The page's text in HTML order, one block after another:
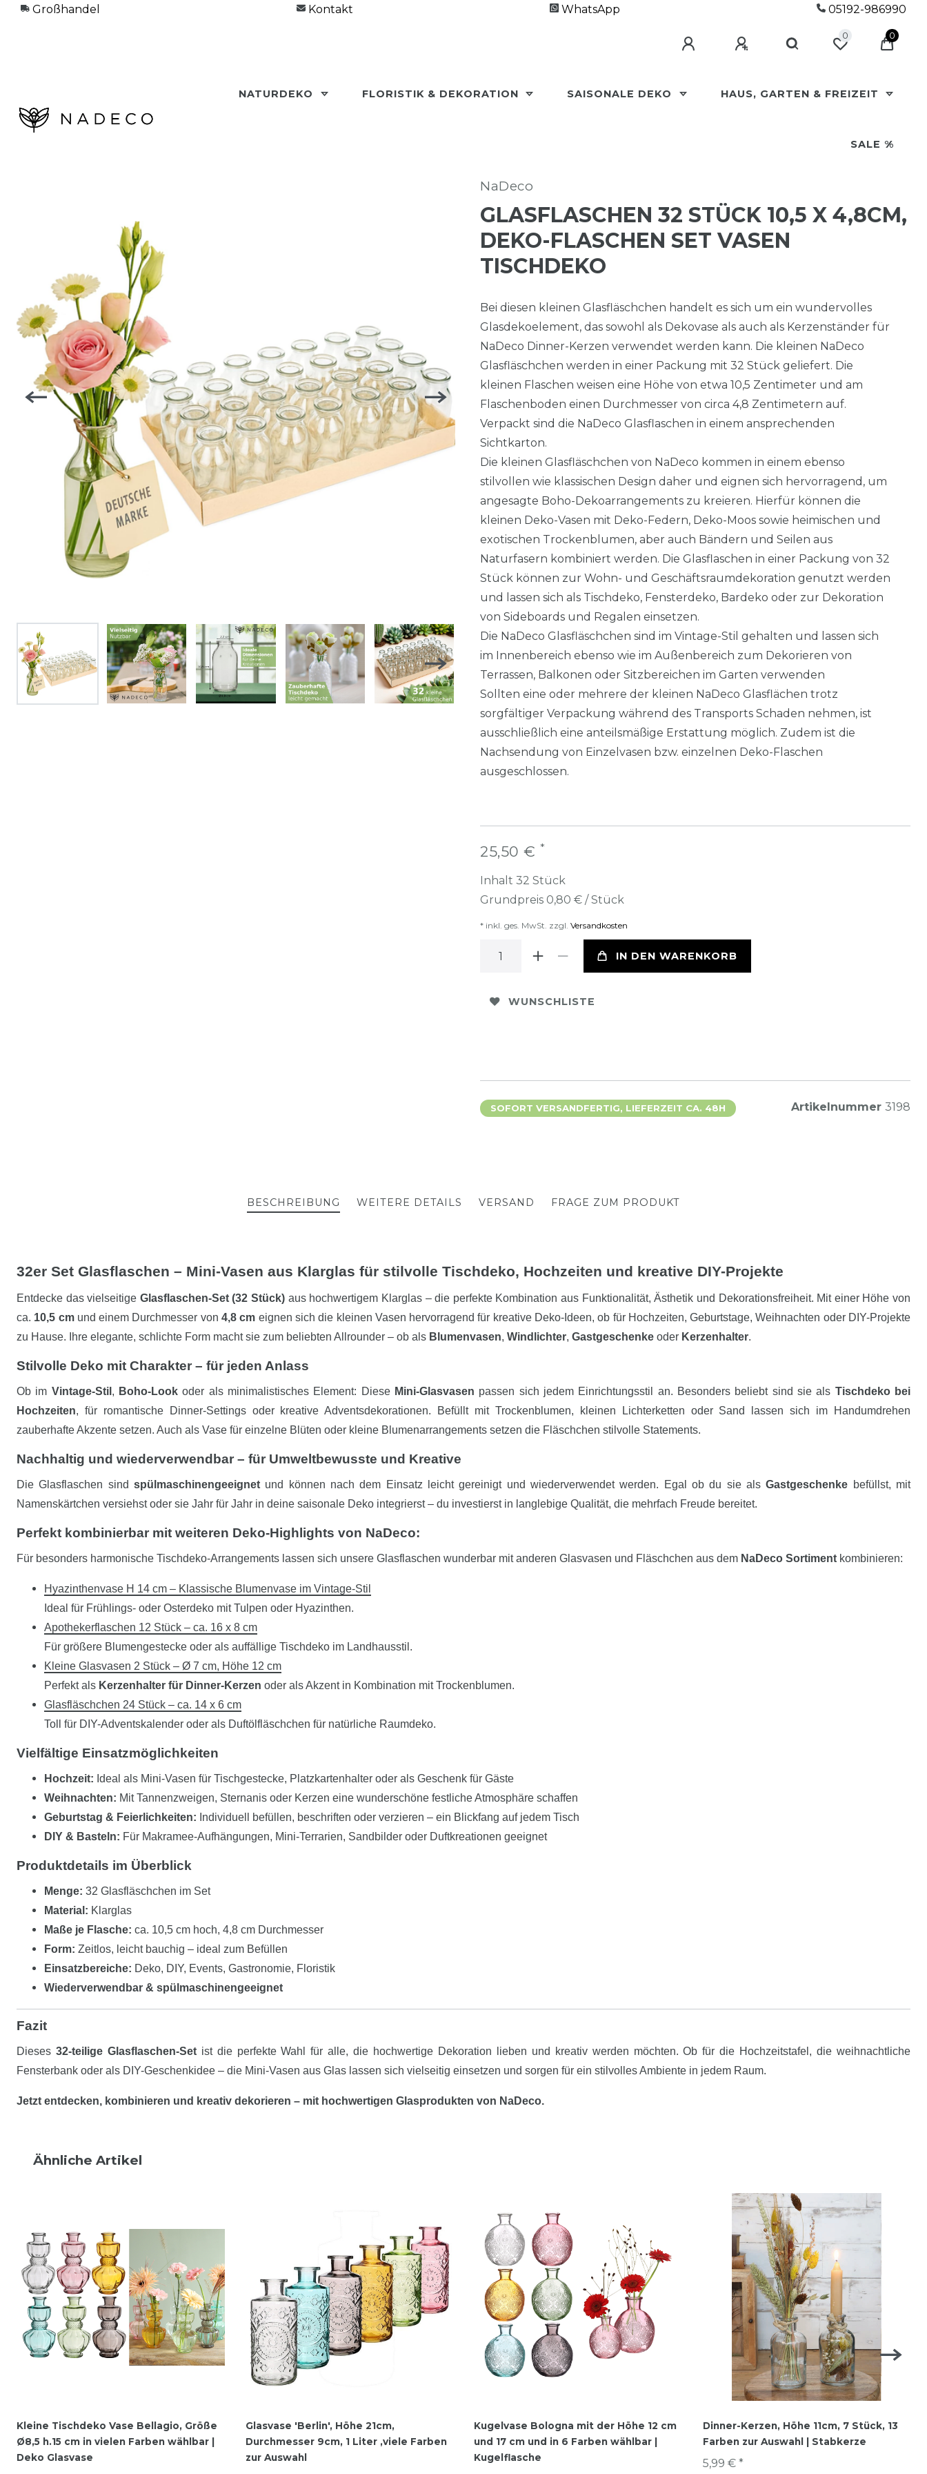
Großhandel Kontakt WhatsApp 05192-986990
0 0
NATURDEKO FLORISTIK & DEKORATION SAISONALE DEKO HAUS, GARTEN & FREIZEIT
SALE %
NaDeco
GLASFLASCHEN 32 STÜCK 10,5 X 4,8CM,
DEKO-FLASCHEN SET VASEN
TISCHDEKO
Bei diesen kleinen Glasfläschchen handelt es sich um ein wundervolles
Glasdekoelement, das sowohl als Dekovase als auch als Kerzenständer für
NaDeco Dinner-Kerzen verwendet werden kann. Die kleinen NaDeco
Glasfläschchen werden in einer Packung mit 32 Stück geliefert. Die
kleinen Flaschen weisen eine Höhe von etwa 10,5 Zentimeter und am
Flaschenboden einen Durchmesser von circa 4,8 Zentimetern auf.
Verpackt sind die NaDeco Glasflaschen in einem ansprechenden
Sichtkarton.
Die kleinen Glasfläschchen von NaDeco kommen in einem ebenso
stilvollen wie klassischen Design daher und eignen sich hervorragend, um
angesagte Boho-Dekoarrangements zu kreieren. Hierfür können die
kleinen Deko-Vasen mit Deko-Federn, Deko-Moos sowie heimischen und
exotischen Trockenblumen, aber auch Bändern und Seilen aus
Naturfasern kombiniert werden. Die Glasflaschen in einer Packung von 32
Stück können zur Wohn- und Geschäftsraumdekoration genutzt werden
und lassen sich als Tischdeko, Fensterdeko, Bardeko oder zur Dekoration
von Sideboards und Regalen einsetzen.
Die NaDeco Glasfläschchen sind im Vintage-Stil gehalten und lassen sich
im Innenbereich ebenso wie im Außenbereich zum Dekorieren von
Terrassen, Balkonen oder Sitzbereichen im Garten verwenden
Sollten eine oder mehrere der kleinen NaDeco Glasflächen trotz
sorgfältiger Verpackung während des Transports Schaden nehmen, ist
ausschließlich eine anteilsmäßige Erstattung möglich. Zudem ist die
Nachsendung von Einzelvasen bzw. einzelnen Deko-Flaschen
ausgeschlossen.
25,50 € *
Inhalt 32 Stück
Grundpreis 0,80 € / Stück
* inkl. ges. MwSt. zzgl. Versandkosten
IN DEN WARENKORB
WUNSCHLISTE
SOFORT VERSANDFERTIG, LIEFERZEIT CA. 48H Artikelnummer 3198
BESCHREIBUNG WEITERE DETAILS VERSAND FRAGE ZUM PRODUKT
32er Set Glasflaschen – Mini-Vasen aus Klarglas für stilvolle Tischdeko, Hochzeiten und kreative DIY-Projekte
Entdecke das vielseitige Glasflaschen-Set (32 Stück) aus hochwertigem Klarglas – die perfekte Kombination aus Funktionalität, Ästhetik und Dekorationsfreiheit. Mit einer Höhe von
ca. 10,5 cmund einem Durchmesser von4,8 cm eignen sich die kleinen Vasen hervorragend für kreative Deko-Ideen, ob für Hochzeiten, Geburtstage, Weihnachten oder DIY-Projekte
zu Hause. Ihre elegante, schlichte Form macht sie zum beliebten Allrounder – ob als Blumenvasen, Windlichter, Gastgeschenke oder Kerzenhalter.
Stilvolle Deko mit Charakter – für jeden Anlass
Ob im Vintage-Stil , Boho-Look oder als minimalistisches Element: Diese Mini-Glasvasen passen sich jedem Einrichtungsstil an. Besonders beliebt sind sie als Tischdeko bei
Hochzeiten, für romantische Dinner-Settings oder kreative Adventsdekorationen. Befüllt mit Trockenblumen, kleinen Lichterketten oder Sand lassen sich im Handumdrehen
zauberhafte Akzente setzen. Auch als Vase für einzelne Blüten oder kleine Blumenarrangements setzen die Fläschchen stilvolle Statements.
Nachhaltig und wiederverwendbar – für Umweltbewusste und Kreative
Die Glasflaschen sind spülmaschinengeeignet und können nach dem Einsatz leicht gereinigt und wiederverwendet werden. Egal ob du sie alsGastgeschenke befüllst, mit
Namenskärtchen versiehst oder sie Jahr für Jahr in deine saisonale Deko integrierst – du investierst in langlebige Qualität, die mehrfach Freude bereitet.
Perfekt kombinierbar mit weiteren Deko-Highlights von NaDeco:
Für besonders harmonische Tischdeko-Arrangements lassen sich unsere Glasflaschen wunderbar mit anderen Glasvasen und Fläschchen aus dem NaDeco Sortiment kombinieren:
Hyazinthenvase H 14 cm – Klassische Blumenvase im Vintage-Stil
Ideal für Frühlings- oder Osterdeko mit Tulpen oder Hyazinthen.
Apothekerflaschen 12 Stück – ca. 16 x 8 cm
Für größere Blumengestecke oder als auffällige Tischdeko im Landhausstil.
Kleine Glasvasen 2 Stück – Ø 7 cm, Höhe 12 cm
Perfekt als Kerzenhalter für Dinner-Kerzen oder als Akzent in Kombination mit Trockenblumen.
Glasfläschchen 24 Stück – ca. 14 x 6 cm
Toll für DIY-Adventskalender oder als Duftölfläschchen für natürliche Raumdeko.
Vielfältige Einsatzmöglichkeiten
Hochzeit: Ideal als Mini-Vasen für Tischgestecke, Platzkartenhalter oder als Geschenk für Gäste
Weihnachten: Mit Tannenzweigen, Sternanis oder Kerzen eine wunderschöne festliche Atmosphäre schaffen
Geburtstag & Feierlichkeiten: Individuell befüllen, beschriften oder verzieren – ein Blickfang auf jedem Tisch
DIY & Basteln: Für Makramee-Aufhängungen, Mini-Terrarien, Sandbilder oder Duftkreationen geeignet
Produktdetails im Überblick
Menge: 32 Glasfläschchen im Set
Material: Klarglas
Maße je Flasche: ca. 10,5 cm hoch, 4,8 cm Durchmesser
Form: Zeitlos, leicht bauchig – ideal zum Befüllen
Einsatzbereiche: Deko, DIY, Events, Gastronomie, Floristik
Wiederverwendbar & spülmaschinengeeignet
Fazit
Dieses 32-teilige Glasflaschen-Setist die perfekte Wahl für alle, die hochwertige Dekoration lieben und kreativ werden möchten. Ob für die Hochzeitstafel, die weihnachtliche
Fensterbank oder als DIY-Geschenkidee – die Mini-Vasen aus Glas lassen sich vielseitig einsetzen und sorgen für ein stilvolles Ambiente in jedem Raum.
Jetzt entdecken, kombinieren und kreativ dekorieren – mit hochwertigen Glasprodukten von NaDeco.
Ähnliche Artikel
Kleine Tischdeko Vase Bellagio, Größe
Ø8,5 h.15 cm in vielen Farben wählbar |
Deko Glasvase
Glasvase 'Berlin', Höhe 21cm,
Durchmesser 9cm, 1 Liter ,viele Farben
zur Auswahl
Kugelvase Bologna mit der Höhe 12 cm
und 17 cm und in 6 Farben wählbar |
Kugelflasche
Dinner-Kerzen, Höhe 11cm, 7 Stück, 13
Farben zur Auswahl | Stabkerze
5,99 € *